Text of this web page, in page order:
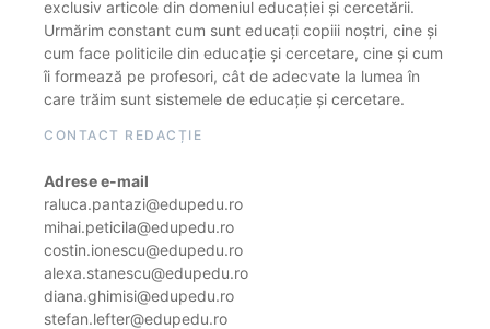
exclusiv articole din domeniul educației și cercetării.
Urmărim constant cum sunt educați copiii noștri, cine și
cum face politicile din educație și cercetare, cine și cum
îi formează pe profesori, cât de adecvate la lumea în
care trăim sunt sistemele de educație și cercetare.
CONTACT REDACȚIE
Adrese e-mail
raluca.pantazi@edupedu.ro
mihai.peticila@edupedu.ro
costin.ionescu@edupedu.ro
alexa.stanescu@edupedu.ro
diana.ghimisi@edupedu.ro
stefan.lefter@edupedu.ro